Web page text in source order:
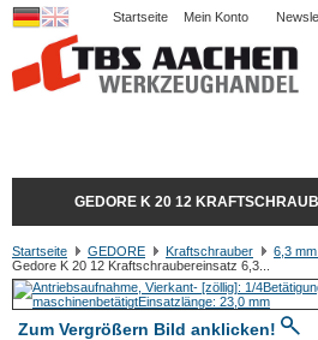
Startseite Mein Konto
GEDORE K 20 12
Startseite GEDORE Kraftschrauber 6,3
Gedore K 20 12 Kraftschraubereinsatz 6,3...
Zum Vergrößern Bild anklicken!